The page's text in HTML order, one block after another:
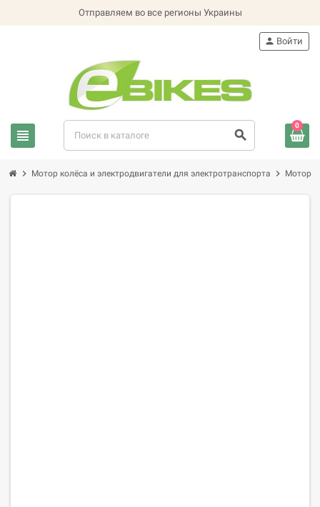
Отправляем во все регионы Украины
view_headline search
person Войти
0
chevron_right Мотор колёса и электродвигатели для электротранспорта chevron_right Мотор